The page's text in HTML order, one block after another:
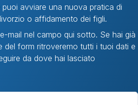
avviare una nuova pratica di
o affidamento dei figli.
mail nel campo qui sotto. Se hai già
del form ritroveremo tutti i tuoi dati e
da dove hai lasciato